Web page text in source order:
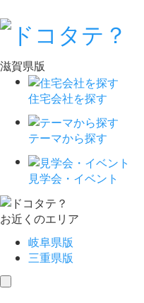
滋賀県版
住宅会社を探す
テーマから探す
見学会・イベント
お近くのエリア
岐阜県版
三重県版
toggle